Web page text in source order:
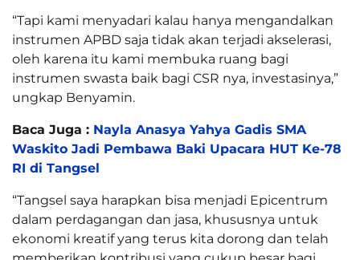
“Tapi kami menyadari kalau hanya mengandalkan
instrumen APBD saja tidak akan terjadi akselerasi,
oleh karena itu kami membuka ruang bagi
instrumen swasta baik bagi CSR nya, investasinya,”
ungkap Benyamin.
Baca Juga : Nayla Anasya Yahya Gadis SMA
Waskito Jadi Pembawa Baki Upacara HUT Ke-78
RI di Tangsel
“Tangsel saya harapkan bisa menjadi Epicentrum
dalam perdagangan dan jasa, khususnya untuk
ekonomi kreatif yang terus kita dorong dan telah